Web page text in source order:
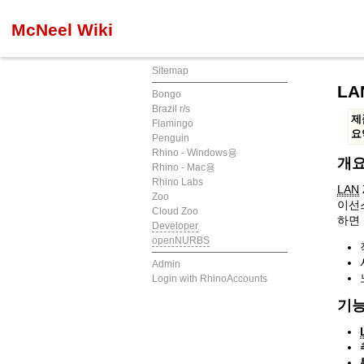
McNeel Wiki
Sitemap
Bongo
Brazil r/s
Flamingo
Penguin
Rhino - Windows용
Rhino - Mac용
Rhino Labs
Zoo
Cloud Zoo
Developer
openNURBS
Admin
Login with RhinoAccounts
제
개
LAN
이선
하면
기